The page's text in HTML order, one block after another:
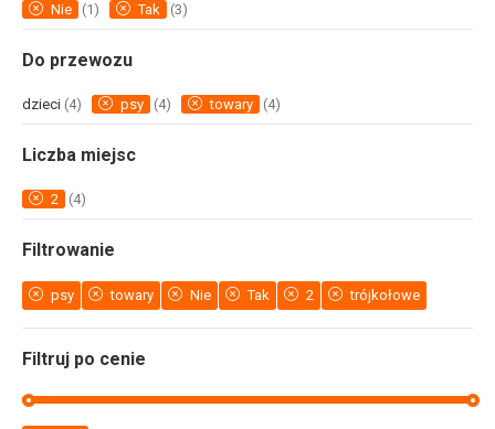
Nie (1) Tak (3)
Do przewozu
dzieci (4) psy (4) towary (4)
Liczba miejsc
2 (4)
Filtrowanie
psy towary Nie Tak 2 trójkołowe
Filtruj po cenie